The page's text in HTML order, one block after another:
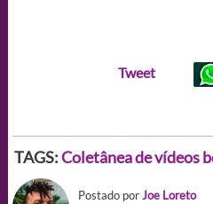
Tweet
TAGS:Coletânea de vídeos
Postado porJoe Loreto